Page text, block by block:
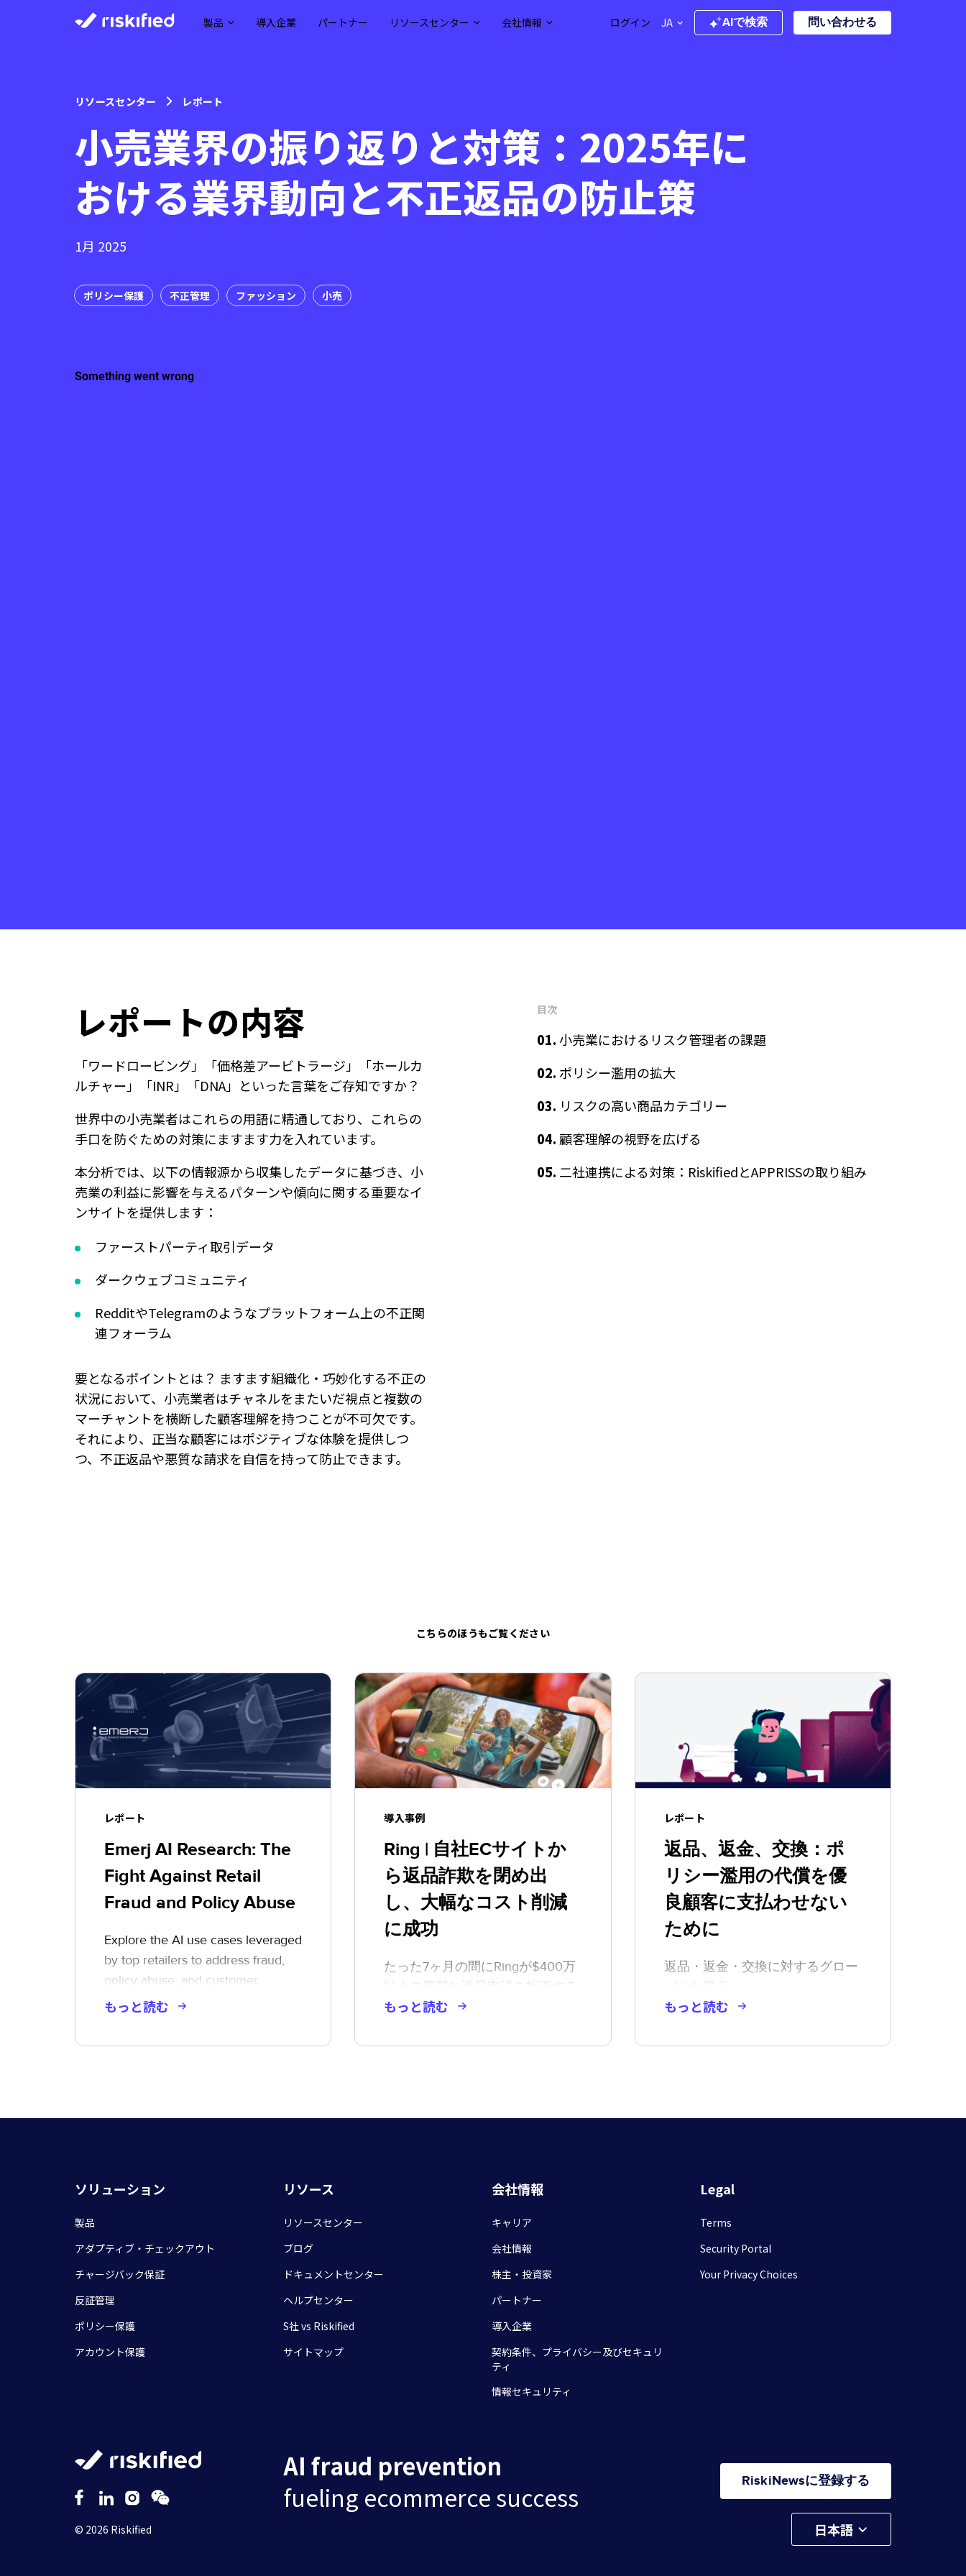
製品 導入企業 パートナー リソースセンター 会社情報 ログイン JA AIで検索 問い合わせる
リソースセンター レポート
小売業界の振り返りと対策：2025年に
おける業界動向と不正返品の防止策
1月 2025
ポリシー保護 不正管理 ファッション 小売
レポートの内容
「ワードロービング」「価格差アービトラージ」「ホールカ
ルチャー」「INR」「DNA」といった言葉をご存知ですか？
世界中の小売業者はこれらの用語に精通しており、これらの
手口を防ぐための対策にますます力を入れています。
本分析では、以下の情報源から収集したデータに基づき、小
売業の利益に影響を与えるパターンや傾向に関する重要なイ
ンサイトを提供します：
ファーストパーティ取引データ
ダークウェブコミュニティ
RedditやTelegramのようなプラットフォーム上の不正関
連フォーラム
要となるポイントとは？ ますます組織化・巧妙化する不正の
状況において、小売業者はチャネルをまたいだ視点と複数の
マーチャントを横断した顧客理解を持つことが不可欠です。
それにより、正当な顧客にはポジティブな体験を提供しつ
つ、不正返品や悪質な請求を自信を持って防止できます。
目次
01. 小売業におけるリスク管理者の課題
02. ポリシー濫用の拡大
03. リスクの高い商品カテゴリー
04. 顧客理解の視野を広げる
05. 二社連携による対策：RiskifiedとAPPRISSの取り組み
こちらのほうもご覧ください
レポート
Emerj AI Research: The
Fight Against Retail
Fraud and Policy Abuse
Explore the AI use cases leveraged
by top retailers to address fraud,
policy abuse, and customer
experience challenges.
もっと読む
導入事例
Ring | 自社ECサイトか
ら返品詐欺を閉め出
し、大幅なコスト削減
に成功
たった7ヶ月の間にRingが$400万
以上の悪質な返品申請を拒否する
ことができた理由をご紹介しま
もっと読む
レポート
返品、返金、交換：ポ
リシー濫用の代償を優
良顧客に支払わせない
ために
返品・返金・交換に対するグロー
バルな視点
もっと読む
ソリューション
製品
アダプティブ・チェックアウト
チャージバック保証
反証管理
ポリシー保護
アカウント保護
リソース
リソースセンター
ブログ
ドキュメントセンター
ヘルプセンター
S社 vs Riskified
サイトマップ
会社情報
キャリア
会社情報
株主・投資家
パートナー
導入企業
契約条件、プライバシー及びセキュリ
ティ
情報セキュリティ
Legal
Terms
Security Portal
Your Privacy Choices
AI fraud prevention
fueling ecommerce success
RiskiNewsに登録する
© 2026 Riskified 日本語